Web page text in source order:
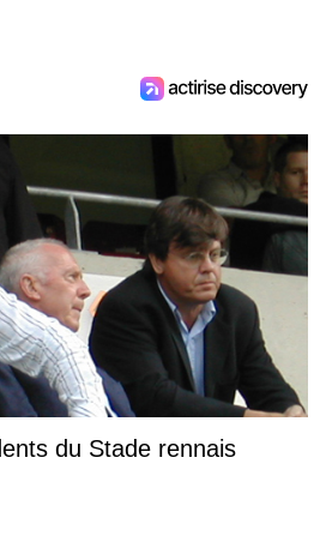
du Stade rennais